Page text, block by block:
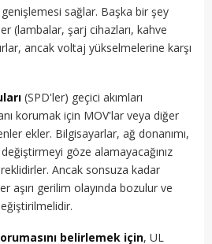
sağlar. Başka bir şey
(lambalar, şarj cihazları, kahve
ancak voltaj yükselmelerine karşı
(SPD'ler) geçici akımları
korumak için MOV'lar veya diğer
ekler. Bilgisayarlar, ağ donanımı,
göze alamayacağınız
Ancak sonsuza kadar
aşırı gerilim olayında bozulur ve
belirlemek için, UL